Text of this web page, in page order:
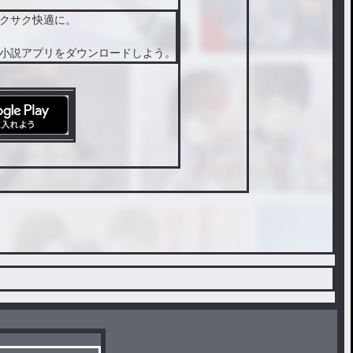
サク快適に。
説アプリをダウンロードしよう。